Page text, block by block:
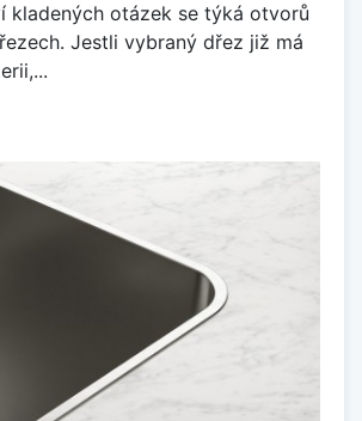
kladených otázek se týká otvorů
Jestli vybraný dřez již má